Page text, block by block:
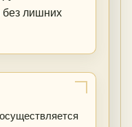
без лишних